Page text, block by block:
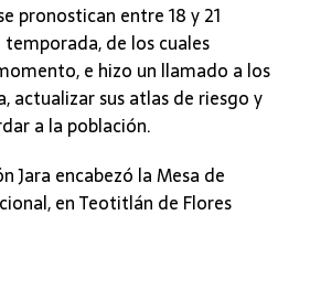
pronostican entre 18 y 21
de los cuales
e hizo un llamado a los
actualizar sus atlas de riesgo y
a la población.
Jara encabezó la Mesa de
en Teotitlán de Flores